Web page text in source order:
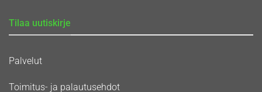
Tilaa uutiskirje
Palvelut
Toimitus- ja palautusehdot